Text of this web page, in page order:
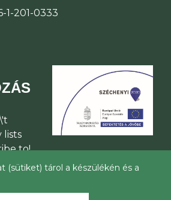
1-201-0333
lists
to!
Vállalkozók Országos
(sütiket) tárol a készülékén és a